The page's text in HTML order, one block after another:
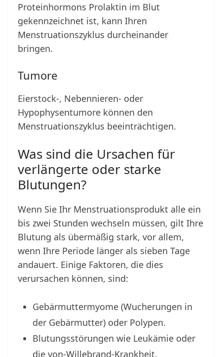
Proteinhormons Prolaktin im Blut
gekennzeichnet ist, kann Ihren
Menstruationszyklus durcheinander
bringen.
Tumore
Eierstock-, Nebennieren- oder
Hypophysentumore können den
Menstruationszyklus beeinträchtigen.
Was sind die Ursachen für
verlängerte oder starke
Blutungen?
Wenn Sie Ihr Menstruationsprodukt alle ein
bis zwei Stunden wechseln müssen, gilt Ihre
Blutung als übermäßig stark, vor allem,
wenn Ihre Periode länger als sieben Tage
andauert. Einige Faktoren, die dies
verursachen können, sind:
Gebärmuttermyome (Wucherungen in
der Gebärmutter) oder Polypen.
Blutungsstörungen wie Leukämie oder
die von-Willebrand-Krankheit.